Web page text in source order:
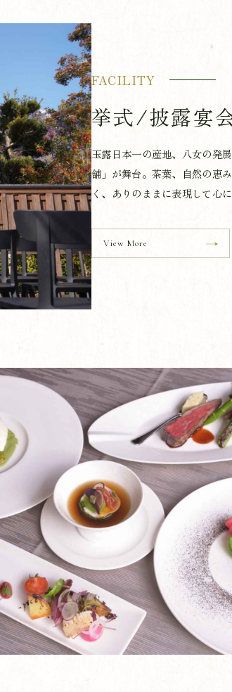
FACILITY
挙式/披露宴
玉露日本一の産地、八女の発
舗」が舞台。茶葉、自然の恵
く、ありのままに表現して心
View More